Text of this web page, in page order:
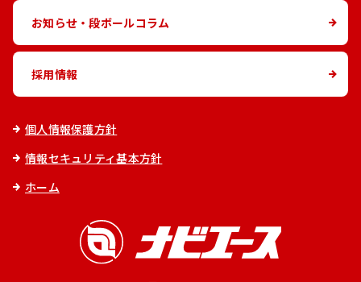
個人情報保護方針
情報セキュリティ基本方針
ホーム
お知らせ・段ボールコラム
採用情報